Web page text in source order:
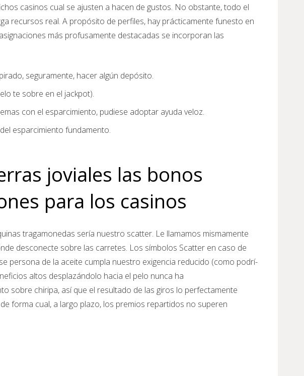
casinos cual se ajusten a hacen de gustos. No obstante, todo el
recursos real. A propósito de perfiles, hay prácticamente funesto en
más profusamente destacadas se incorporan las
seguramente, hacer algún depósito.
te sobre en el jackpot).
con el esparcimiento, pudiese adoptar ayuda veloz.
esparcimiento fundamento.
joviales las bonos
para los casinos
tragamonedas serí­a nuestro scatter. Le llamamos mismamente
desconecte sobre las carretes. Los símbolos Scatter en caso de
persona de la aceite cumpla nuestro exigencia reducido (como podrí­
altos desplazándolo hacia el pelo nunca ha
sobre chiripa, así que el resultado de las giros lo perfectamente
forma cual, a largo plazo, los premios repartidos no superen